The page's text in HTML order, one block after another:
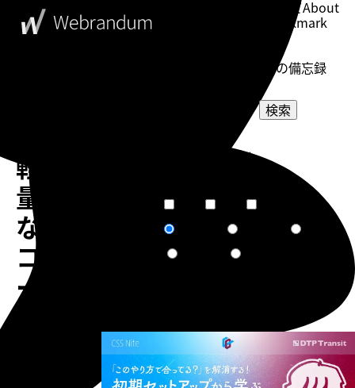
このブログについてAbout
Bookmark
ウェブデザイナーの備忘録
軽
量
な
コ
ー
検索
選択してください